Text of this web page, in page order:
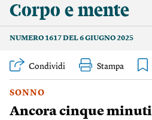
Corpo e mente
NUMERO 1617 DEL 6 GIUGNO 2025
Condividi Stampa
SONNO
Ancora cinque minuti